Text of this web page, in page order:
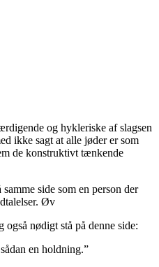
og hykleriske af slagsen
ikke sagt at alle jøder er som
de konstruktivt tænkende
side som en person der
Øv
også nødigt stå på denne side:
en holdning.”